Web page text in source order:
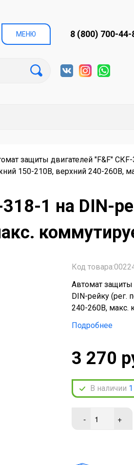
МЕНЮ 8 (800) 700-44-
защиты двигателей "F&F"
150-210В, верхний 240-260В,
1 на DIN-
Код
Автомат защиты
DIN-рейку (рег.
240-260В, макс.
Подробнее
3 270
В наличии 1
- +